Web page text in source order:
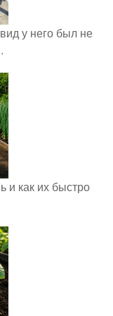
у него был не
и как их быстро